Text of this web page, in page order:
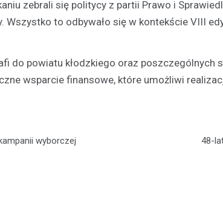
zebrali się politycy z partii Prawo i
Wszystko to odbywało się w kontekście VIII
do powiatu kłodzkiego oraz poszczególnych
wsparcie finansowe, które umożliwi
wyborczej
48-